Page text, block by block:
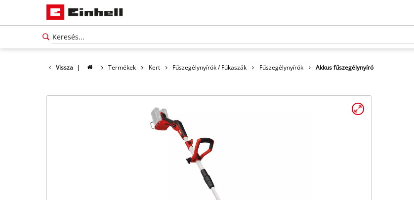
Vissza | Termékek Kert Fűszegélynyírók / Fűkaszák Fűszegélynyírók Akkus fűszegélynyíró